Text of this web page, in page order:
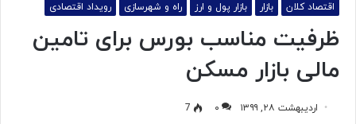
اقتصاد کلان بازار بازار پول و ارز راه و شهرسازی رویداد اقتصادی
ظرفیت مناسب بورس برای تامین
مالی بازار مسکن
اردیبهشت ۲۸, ۱۳۹۹ ۰
7